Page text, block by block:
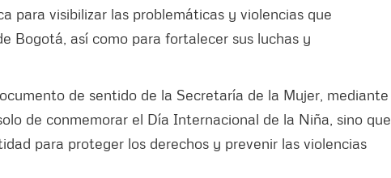
para visibilizar las problemáticas y violencias que
Bogotá, así como para fortalecer sus luchas y
de sentido de la Secretaría de la Mujer, mediante
de conmemorar el Día Internacional de la Niña, sino que
para proteger los derechos y prevenir las violencias